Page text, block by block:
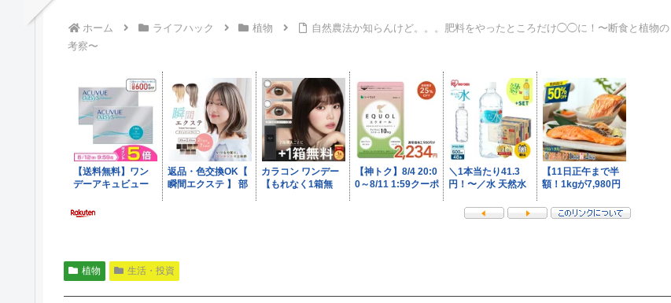
ホーム ライフハック 植物
自然農法か知らんけど。。。肥料をやったところだけ◯◯に！〜断食と植物の
考察〜
植物 生活・投資